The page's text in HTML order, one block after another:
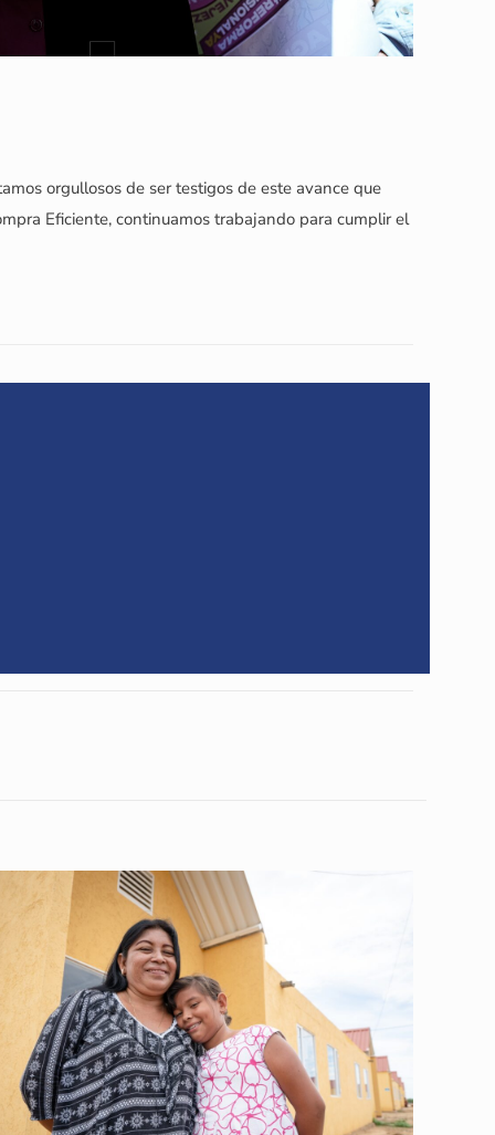
orgullosos de ser testigos de este avance que
Eficiente, continuamos trabajando para cumplir el